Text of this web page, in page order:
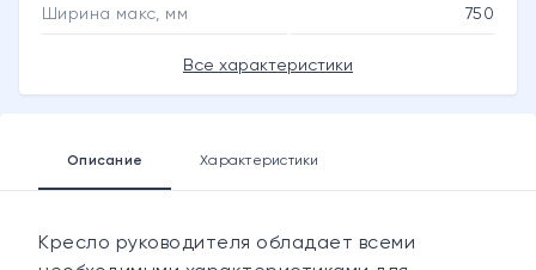
Ширина макс, мм 750
Все характеристики
Описание Характеристики
Кресло руководителя обладает всеми